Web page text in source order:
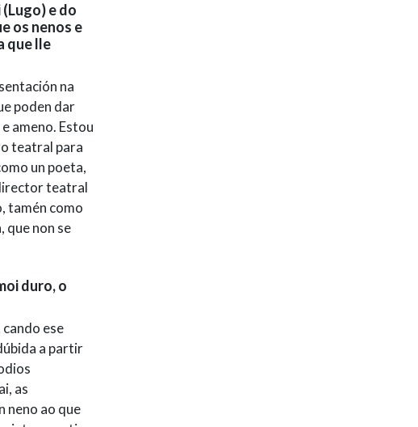
e do
os nenos e
que lle
na
poden dar
ameno. Estou
teatral para
un poeta,
teatral
tamén como
que non se
duro, o
ese
a partir
as
neno ao que